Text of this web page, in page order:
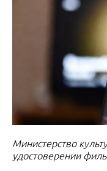
Министерство
удостоверении